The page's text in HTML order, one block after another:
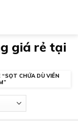
giá rẻ tại
CHỨA DÙ VIỀN